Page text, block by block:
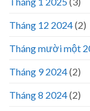
Tháng 12 2024(2)
Tháng mười một
Tháng 9 2024(2)
Tháng 8 2024(2)